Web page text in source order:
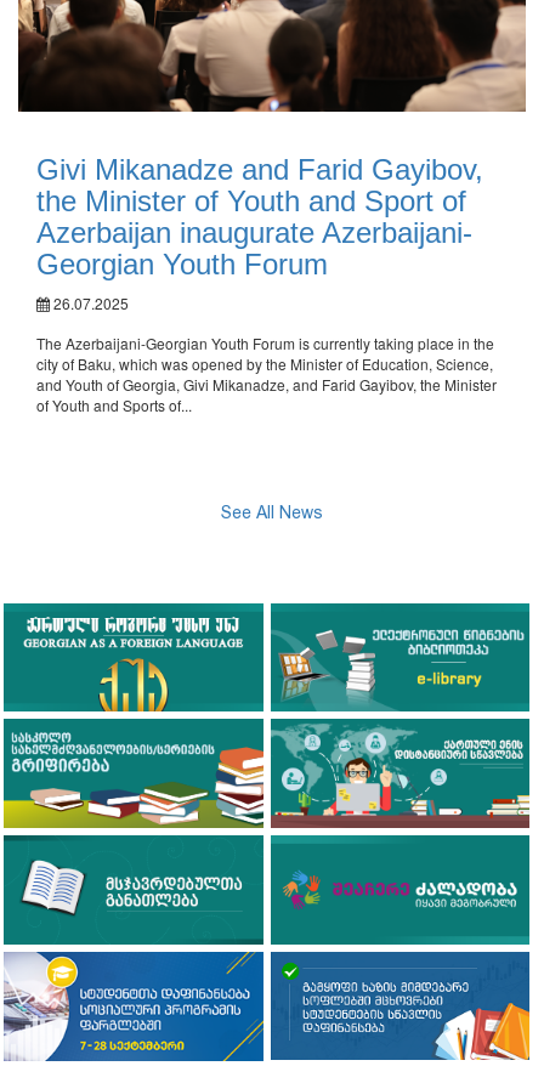
Givi Mikanadze and Farid Gayibov,
the Minister of Youth and Sport of
Azerbaijan inaugurate Azerbaijani-
Georgian Youth Forum
26.07.2025
The Azerbaijani-Georgian Youth Forum is currently taking place in the
city of Baku, which was opened by the Minister of Education, Science,
and Youth of Georgia, Givi Mikanadze, and Farid Gayibov, the Minister
of Youth and Sports of...
See All News